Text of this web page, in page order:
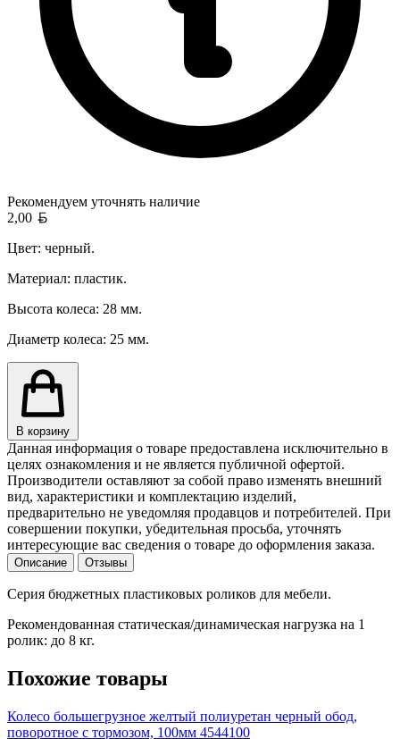
Рекомендуем уточнять наличие
2,00
Цвет: черный.
Материал: пластик.
Высота колеса: 28 мм.
Диаметр колеса: 25 мм.
В корзину
Данная информация о товаре предоставлена исключительно в
целях ознакомления и не является публичной офертой.
Производители оставляют за собой право изменять внешний
вид, характеристики и комплектацию изделий,
предварительно не уведомляя продавцов и потребителей. При
совершении покупки, убедительная просьба, уточнять
интересующие вас сведения о товаре до оформления заказа.
Описание Отзывы
Серия бюджетных пластиковых роликов для мебели.
Рекомендованная статическая/динамическая нагрузка на 1
ролик: до 8 кг.
Похожие товары
Колесо большегрузное желтый полиуретан черный обод,
поворотное с тормозом, 100мм 4544100